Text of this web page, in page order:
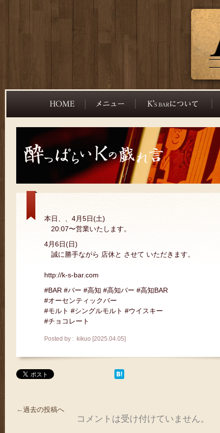
本日、、4月5日(土)
20:07〜営業いたします。
4月6日(日)
誠に勝手ながら 店休と させて いただきます。
http://k-s-bar.com
#BAR #バー #高知 #高知バー #高知BAR
#オーセンティックバー
#モルト #シングルモルト #ウイスキー
#チョコレート
Posted by : kikuo [2025.04.05]
←過去の投稿へ
コメントは受け付けていません。